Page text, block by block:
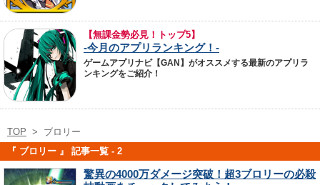
【無課金勢必見！トップ5】
-今月のアプリランキング！-
ゲームアプリナビ【GAN】がオススメする最新のアプリラ
ンキングをご紹介！
TOP > ブロリー
『 ブロリー 』 記事一覧 - 2
驚異の4000万ダメージ突破！超3ブロリーの必殺